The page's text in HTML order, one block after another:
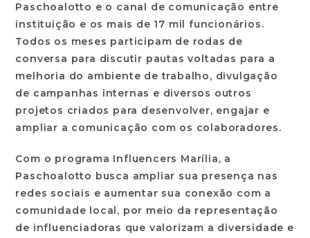
Paschoalotto e o canal de comunicação entre
instituição e os mais de 17 mil funcionários.
Todos os meses participam de rodas de
conversa para discutir pautas voltadas para a
melhoria do ambiente de trabalho, divulgação
de campanhas internas e diversos outros
projetos criados para desenvolver, engajar e
ampliar a comunicação com os colaboradores.
Com o programa Influencers Marília, a
Paschoalotto busca ampliar sua presença nas
redes sociais e aumentar sua conexão com a
comunidade local, por meio da representação
de influenciadoras que valorizam a diversidade e